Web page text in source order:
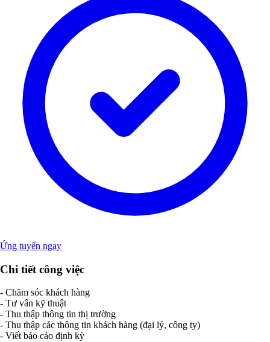
Ứng tuyển ngay
Chi tiết công việc
- Chăm sóc khách hàng
- Tư vấn kỹ thuật
- Thu thập thông tin thị trường
- Thu thập các thông tin khách hàng (đại lý, công ty)
- Viết báo cáo định kỳ